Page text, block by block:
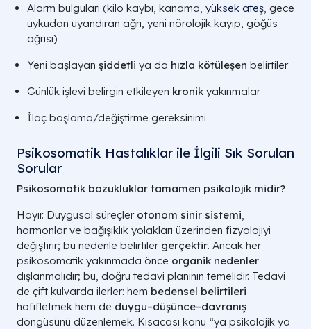
Alarm bulguları (kilo kaybı, kanama, yüksek ateş, gece
uykudan uyandıran ağrı, yeni nörolojik kayıp, göğüs
ağrısı)
Yeni başlayan şiddetli ya da hızla kötüleşen belirtiler
Günlük işlevi belirgin etkileyen kronik yakınmalar
İlaç başlama/değiştirme gereksinimi
Psikosomatik Hastalıklar ile İlgili Sık Sorulan
Sorular
Psikosomatik bozukluklar tamamen psikolojik midir?
Hayır. Duygusal süreçler otonom sinir sistemi,
hormonlar ve bağışıklık yolakları üzerinden fizyolojiyi
değiştirir; bu nedenle belirtiler gerçektir. Ancak her
psikosomatik yakınmada önce organik nedenler
dışlanmalıdır; bu, doğru tedavi planının temelidir. Tedavi
de çift kulvarda ilerler: hem bedensel belirtileri
hafifletmek hem de duygu–düşünce–davranış
döngüsünü düzenlemek. Kısacası konu “ya psikolojik ya